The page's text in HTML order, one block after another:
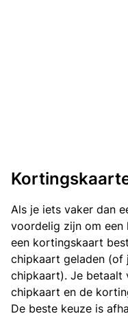
Als je iets vaker dan
voordelig zijn om een
een kortingskaart
chipkaart geladen
chipkaart). Je betaalt
chipkaart en de
De beste keuze is